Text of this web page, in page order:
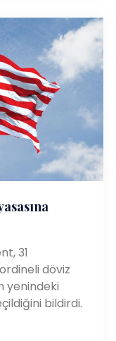
31
döviz
yenindeki
bildirdi.